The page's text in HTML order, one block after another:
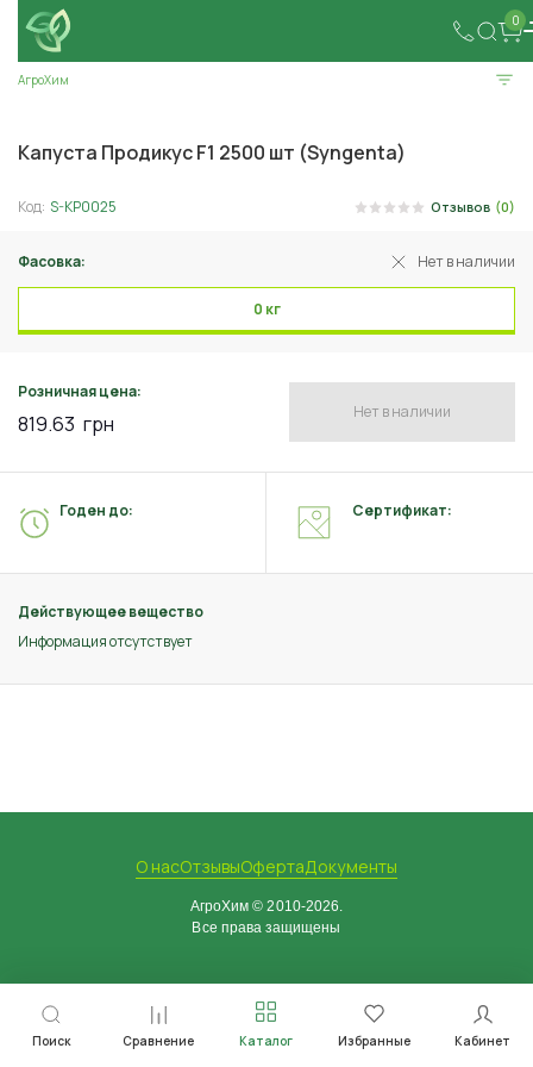
0
Поиск Сравнение Каталог Избранные Кабинет
АгроХим
Капуста Продикус F1 2500 шт (Syngenta)
Код: S-KP0025 Отзывов (0)
Фасовка: Нет в наличии
0 кг
Розничная цена:
819.63 грн Нет в наличии
Действующее вещество
Информация отсутствует
Годен до: Сертификат:
О насОтзывыОфертаДокументы
АгроХим © 2010-2026.
Все права защищены